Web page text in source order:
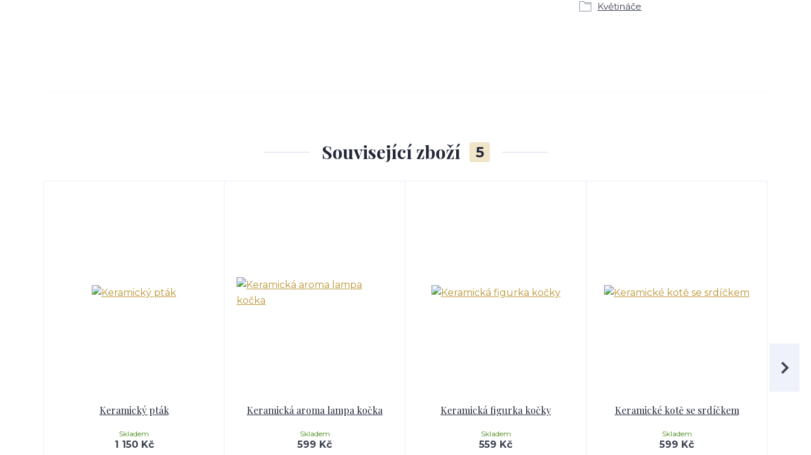
Květináče
Související zboží 5
Keramický pták
1 150 Kč
Skladem
Keramická aroma lampa kočka
599 Kč
Skladem
Keramická figurka kočky
559 Kč
Skladem
Keramické kotě se srdíčkem
599 Kč
Skladem